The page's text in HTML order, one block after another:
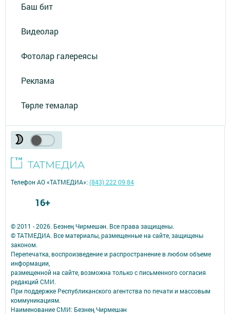
Баш бит
Видеолар
Фотолар галереясы
Реклама
Төрле темалар
© 2011 - 2026. Безнең Чирмешән. Все права защищены.
© ТАТМЕДИА. Все материалы, размещенные на сайте, защищены
законом.
Перепечатка, воспроизведение и распространение в любом объеме
информации,
размещенной на сайте, возможна только с письменного согласия
редакций СМИ.
При поддержке Республиканского агентства по печати и массовым
коммуникациям.
Наименование СМИ: Безнең Чирмешән
Телефон АО «ТАТМЕДИА»:(843) 222 09 84
16+